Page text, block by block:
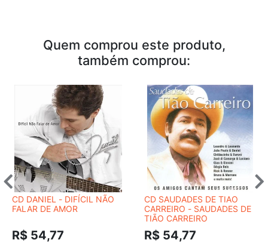
Quem comprou este produto,
também comprou:
CD DANIEL - DIFÍCIL NÃO
FALAR DE AMOR
R$ 54,77
CD SAUDADES DE TIAO
CARREIRO - SAUDADES DE
TIÃO CARREIRO
R$ 54,77